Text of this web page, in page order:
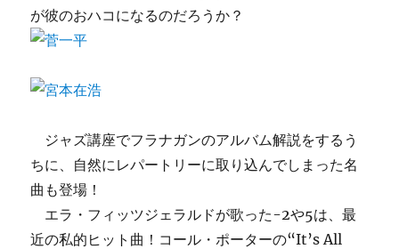
が彼のおハコになるのだろうか？
ジャズ講座でフラナガンのアルバム解説をするう
ちに、自然にレパートリーに取り込んでしまった名
曲も登場！
エラ・フィッツジェラルドが歌った-2や5は、最
近の私的ヒット曲！コール・ポーターの“It’s All